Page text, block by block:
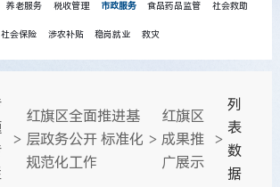
养老服务 税收管理 市政服务 食品药品监管 社会救助
社会保险 涉农补贴 稳岗就业 救灾
>
红旗区全面推进基
层政务公开 标准化
规范化工作
>
红旗区
成果推
广展示
>
列
表
数
据